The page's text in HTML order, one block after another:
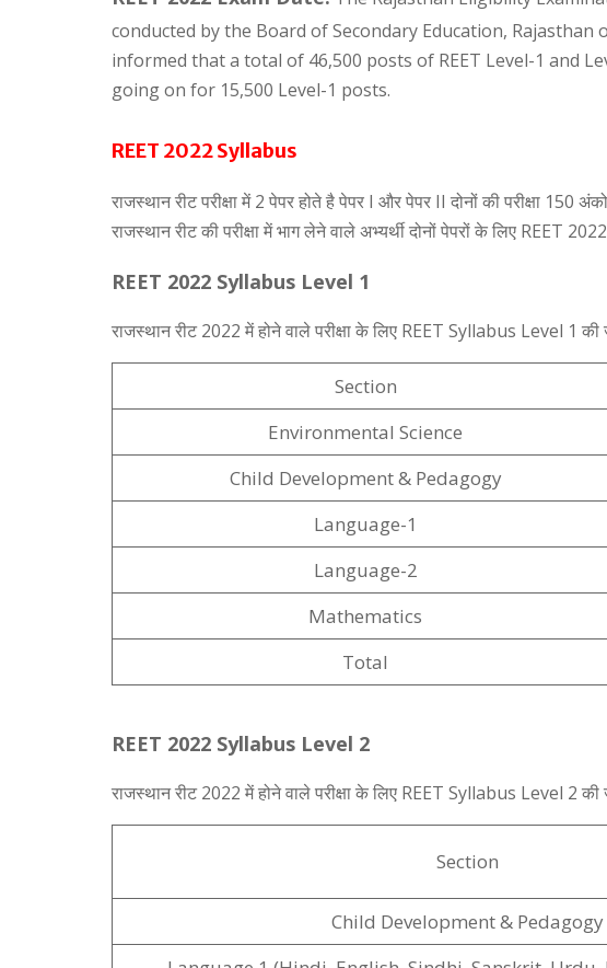
conducted by the Board of Secondary Education, Rajasthan
informed that a total of 46,500 posts of REET Level-1 and
going on for 15,500 Level-1 posts.
REET 2022 Syllabus
राजस्थान रीट परीक्षा में 2 पेपर होते है पेपर I और पेपर II दोनों की परीक्षा 150
राजस्थान रीट की परीक्षा में भाग लेने वाले अभ्यर्थी दोनों पेपरों के लिए REET
REET 2022 Syllabus Level 1
राजस्थान रीट 2022 में होने वाले परीक्षा के लिए REET Syllabus Level 1 की
Section
Environmental Science
Child Development & Pedagogy
Language-1
Language-2
Mathematics
Total
REET 2022 Syllabus Level 2
राजस्थान रीट 2022 में होने वाले परीक्षा के लिए REET Syllabus Level 2 की
Section
Child Development & Pedagogy